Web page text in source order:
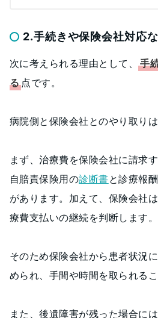
2.手続きや保険会社対応
次に考えられる理由として、手
る 点です。
病院側と保険会社とのやり取り
まず、治療費を保険会社に請求
自賠責保険用の診断書と診療報
があります。加えて、保険会社
療費支払いの継続を判断します。
そのため保険会社から患者状況
められ、手間や時間を取られる
また、後遺障害が残った場合には